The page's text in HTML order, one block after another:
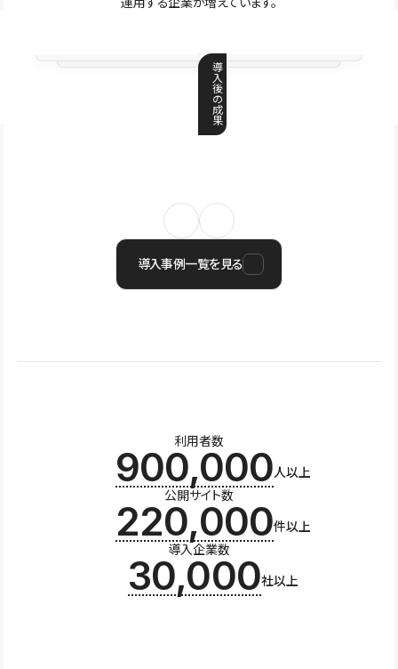
導
入
後
の
成
果
導入事例一覧を見る
利用者数
900,000人以上
公開サイト数
220,000件以上
導入企業数
30,000社以上